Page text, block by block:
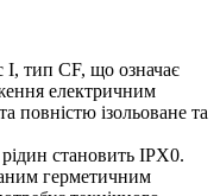
I, тип CF, що означає
електричним
повністю ізольоване та
становить IPX0.
герметичним